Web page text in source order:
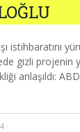
istihbaratını
gizli projenin
anlaşıldı:
·